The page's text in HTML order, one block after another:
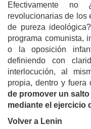
Efectivamente no
revolucionarias de los
de pureza
programa comunista,
o la oposición
definiendo con
interlocución, al
propia, dentro y
de promover un
mediante el ejercicio
Volver a Lenin